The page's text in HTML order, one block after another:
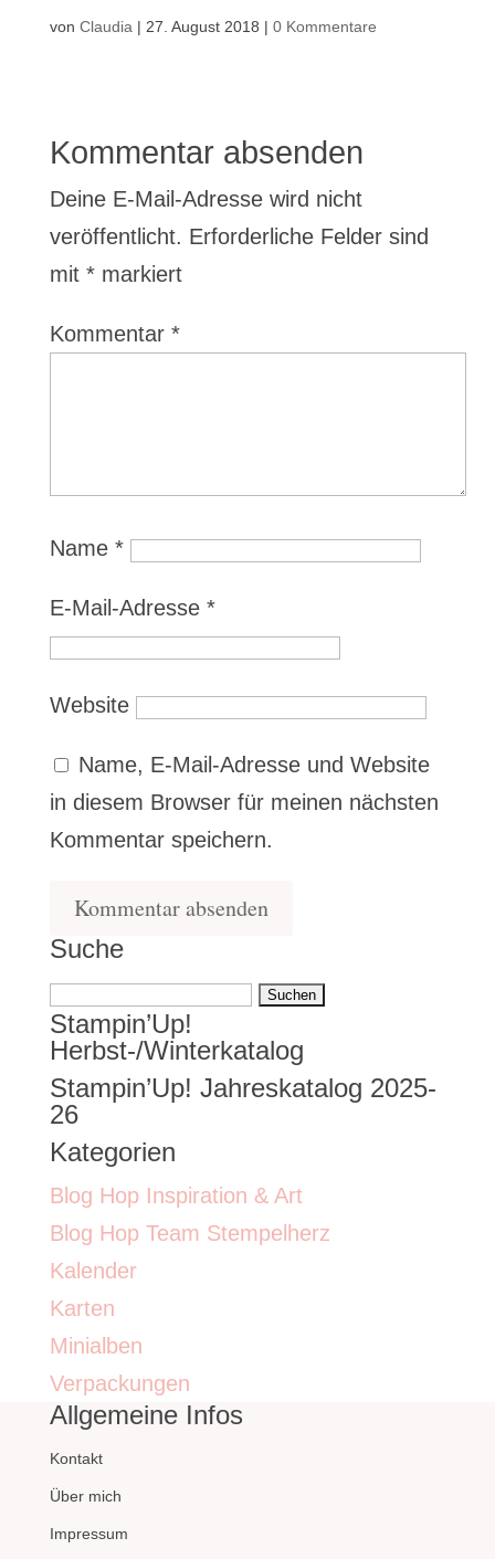
von Claudia | 27. August 2018 | 0 Kommentare
Kommentar absenden
Deine E-Mail-Adresse wird nicht
veröffentlicht. Erforderliche Felder sind
mit *markiert
Kommentar *
Name *
E-Mail-Adresse *
Website
Name, E-Mail-Adresse und Website
in diesem Browser für meinen nächsten
Kommentar speichern.
Suche
Suchen
nach:
Stampin’Up!
Herbst-/Winterkatalog
Stampin’Up! Jahreskatalog 2025-
26
Kategorien
Blog Hop Inspiration & Art
Blog Hop Team Stempelherz
Kalender
Karten
Minialben
Verpackungen
Allgemeine Infos
Kontakt
Über mich
Impressum